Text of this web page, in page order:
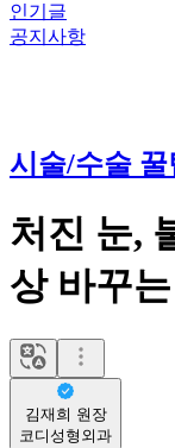
인기글
공지사항
시술/수술 꿀
처진 눈,
상 바꾸
김재희 원장
코디성형외과